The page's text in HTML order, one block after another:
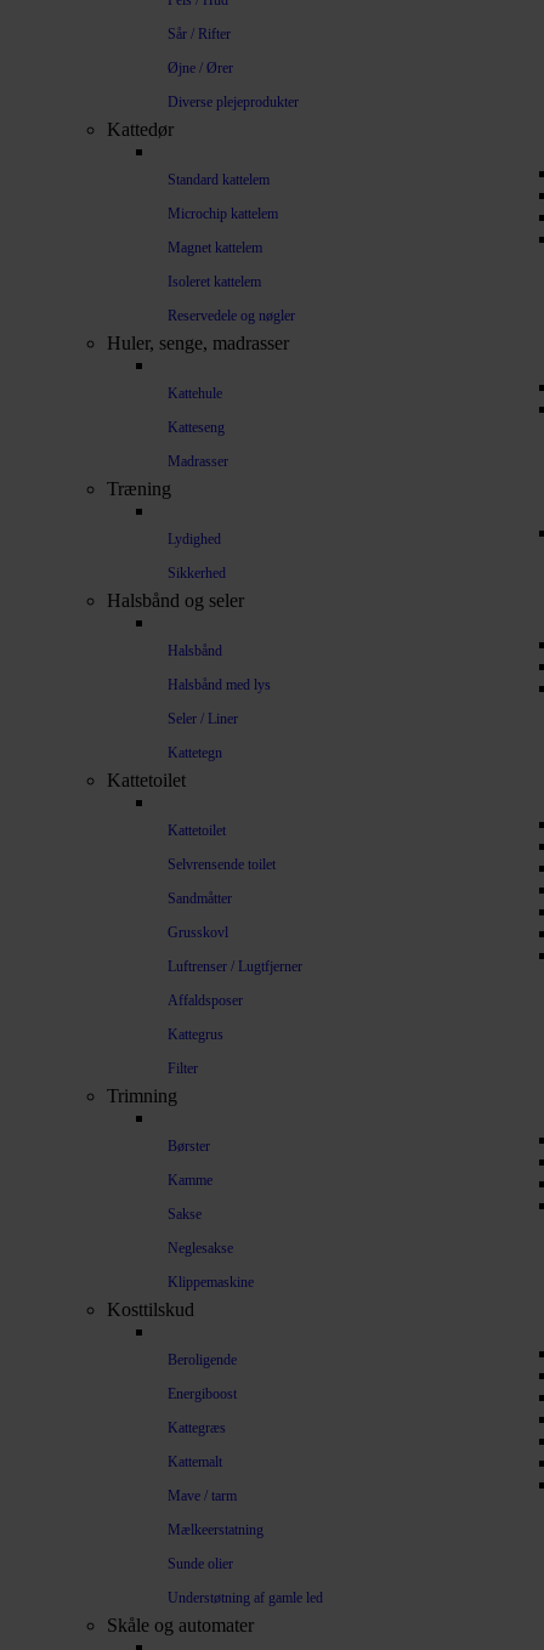
Sår / Rifter
Øjne / Ører
Diverse plejeprodukter
Kattedør
Standard kattelem
Microchip kattelem
Magnet kattelem
Isoleret kattelem
Reservedele og nøgler
Huler, senge, madrasser
Kattehule
Katteseng
Madrasser
Træning
Lydighed
Sikkerhed
Halsbånd og seler
Halsbånd
Halsbånd med lys
Seler / Liner
Kattetegn
Kattetoilet
Kattetoilet
Selvrensende toilet
Sandmåtter
Grusskovl
Luftrenser / Lugtfjerner
Affaldsposer
Kattegrus
Filter
Trimning
Børster
Kamme
Sakse
Neglesakse
Klippemaskine
Kosttilskud
Beroligende
Energiboost
Kattegræs
Kattemalt
Mave / tarm
Mælkeerstatning
Sunde olier
Understøtning af gamle led
Skåle og automater